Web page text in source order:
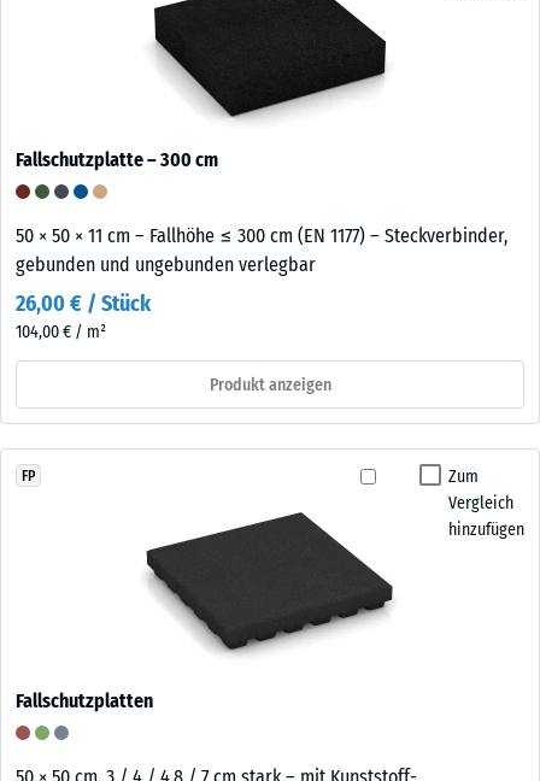
Fallschutzplatte – 300 cm
50 × 50 × 11 cm – Fallhöhe ≤ 300 cm (EN 1177) – Steckverbinder,
gebunden und ungebunden verlegbar
26,00 € / Stück
104,00 € / m²
Produkt anzeigen
Zum
Vergleich
hinzufügen
FP
Fallschutzplatten